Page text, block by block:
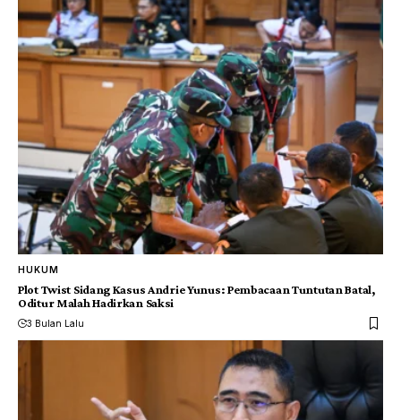
HUKUM
Plot Twist Sidang Kasus Andrie Yunus: Pembacaan Tuntutan Batal,
Oditur Malah Hadirkan Saksi
3 Bulan Lalu